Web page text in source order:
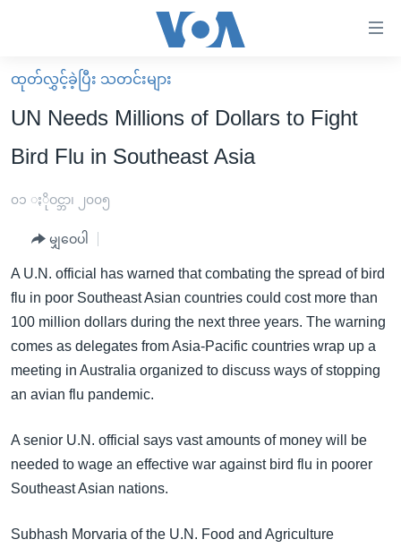
လွယ်ကူ
စေ
သည့်
များ
ကြည့်
မူလစာမျက်နှာ
မြန်မာ
ကမ္ဘာ့သတင်းများ
နိုင်ငံတကာ
ဗွီဒီယို
ရပ်ဝန်းတခု လမ်းတခု အလွန်
အမေရိကန်သုံးအီဒီယံ
မကြေးမုံရဲ့ အင်္ဂလိပ်စာ
အပတ်စဉ်ကဏ္ဍများ
ရေဒီယို
ရေဒီယိုနှင့်ရုပ်သံ အချက်အလက်များ
Learning English
ဗွီအိုအေ လူမှုကွန်ယက်များ
ထုတ်လွှင့်ခဲ့ပြီး သတင်းများ
UN Needs Millions of Dollars to Fight
Bird Flu in Southeast Asia
၀၁ ႏိုဝင္ဘာ၊ ၂၀၀၅
မျှဝေပါ
A U.N. official has warned that combating the spread of bird
flu in poor Southeast Asian countries could cost more than
100 million dollars during the next three years. The warning
comes as delegates from Asia-Pacific countries wrap up a
meeting in Australia organized to discuss ways of stopping
an avian flu pandemic.
A senior U.N. official says vast amounts of money will be
needed to wage an effective war against bird flu in poorer
Southeast Asian nations.
Subhash Morvaria of the U.N. Food and Agriculture